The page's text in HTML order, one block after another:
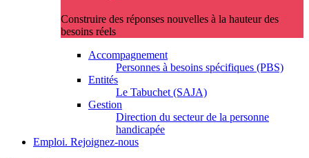
Construire des réponses nouvelles à la hauteur des
besoins réels
Accompagnement
Personnes à besoins spécifiques (PBS)
Entités
Le Tabuchet (SAJA)
Gestion
Direction du secteur de la personne
handicapée
Emploi. Rejoignez-nous